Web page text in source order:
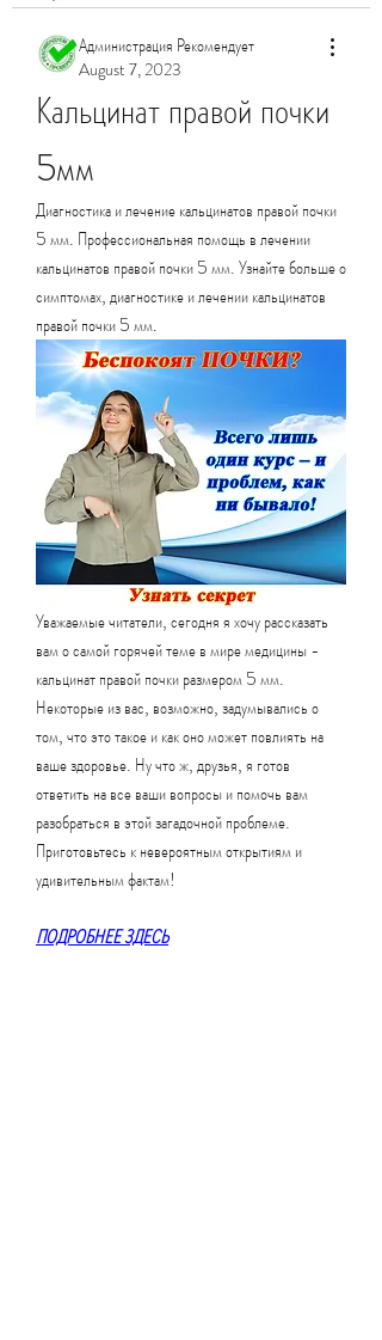
Администрация Рекомендует
August 7, 2023
Кальцинат правой почки
5мм
Диагностика и лечение кальцинатов правой почки
5 мм. Профессиональная помощь в лечении
кальцинатов правой почки 5 мм. Узнайте больше о
симптомах, диагностике и лечении кальцинатов
правой почки 5 мм.
Уважаемые читатели, сегодня я хочу рассказать
вам о самой горячей теме в мире медицины -
кальцинат правой почки размером 5 мм.
Некоторые из вас, возможно, задумывались о
том, что это такое и как оно может повлиять на
ваше здоровье. Ну что ж, друзья, я готов
ответить на все ваши вопросы и помочь вам
разобраться в этой загадочной проблеме.
Приготовьтесь к невероятным открытиям и
удивительным фактам!
ПОДРОБНЕЕ ЗДЕСЬ